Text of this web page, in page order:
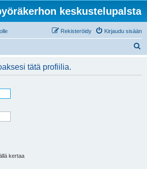
keskustelupalsta
Kirjaudu sisään
Rekisteröidy
tätä profiilia.
kertaa